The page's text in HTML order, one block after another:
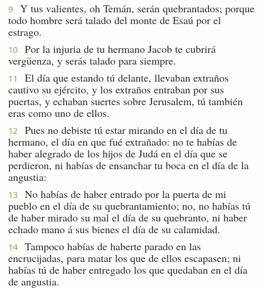
9
Y tus valientes, oh Temán, serán quebrantados; porque
todo hombre será talado del monte de Esaú por el
estrago.
10
Por la injuria de tu hermano Jacob te cubrirá
vergüenza, y serás talado para siempre.
11
El día que estando tú delante, llevaban extraños
cautivo su ejército, y los extraños entraban por sus
puertas, y echaban suertes sobre Jerusalem, tú también
eras como uno de ellos.
12
Pues no debiste tú estar mirando en el día de tu
hermano, el día en que fué extrañado: no te habías de
haber alegrado de los hijos de Judá en el día que se
perdieron, ni habías de ensanchar tu boca en el día de la
angustia:
13
No habías de haber entrado por la puerta de mi
pueblo en el día de su quebrantamiento; no, no habías tú
de haber mirado su mal el día de su quebranto, ni haber
echado mano á sus bienes el día de su calamidad.
14
Tampoco habías de haberte parado en las
encrucijadas, para matar los que de ellos escapasen; ni
habías tú de haber entregado los que quedaban en el día
de angustia.